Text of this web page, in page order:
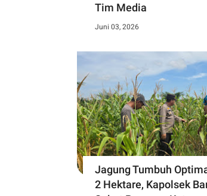
Tim Media
Juni 03, 2026
Jagung Tumbuh
2 Hektare, Kapolsek